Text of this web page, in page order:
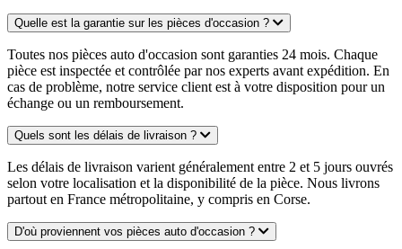
Quelle est la garantie sur les pièces d'occasion ?
Toutes nos pièces auto d'occasion sont garanties 24 mois. Chaque
pièce est inspectée et contrôlée par nos experts avant expédition. En
cas de problème, notre service client est à votre disposition pour un
échange ou un remboursement.
Quels sont les délais de livraison ?
Les délais de livraison varient généralement entre 2 et 5 jours ouvrés
selon votre localisation et la disponibilité de la pièce. Nous livrons
partout en France métropolitaine, y compris en Corse.
D'où proviennent vos pièces auto d'occasion ?